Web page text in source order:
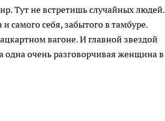
Тут не встретишь случайных людей.
самого себя, забытого в тамбуре.
вагоне. И главной звездой
одна очень разговорчивая женщина в